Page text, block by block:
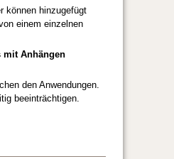
können hinzugefügt
einem einzelnen
mit Anhängen
den Anwendungen.
beeinträchtigen.